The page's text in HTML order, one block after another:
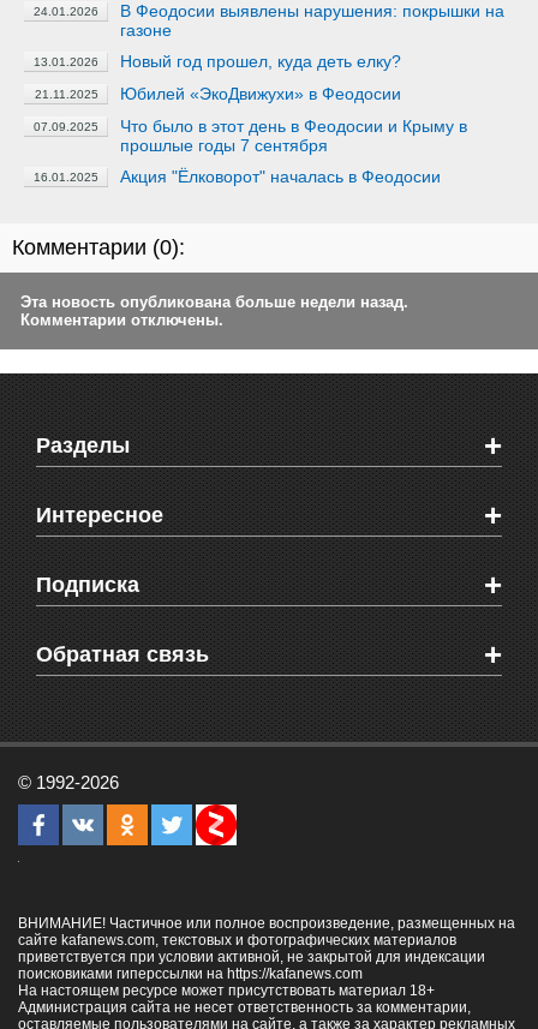
24.01.2026
В Феодосии выявлены нарушения: покрышки на
газоне
13.01.2026 Новый год прошел, куда деть елку?
21.11.2025 Юбилей «ЭкоДвижухи» в Феодосии
07.09.2025
Что было в этот день в Феодосии и Крыму в
прошлые годы 7 сентября
16.01.2025 Акция "Ёлковорот" началась в Феодосии
Комментарии (0):
Эта новость опубликована больше недели назад.
Комментарии отключены.
Разделы +
Новости Феодосии
Новости Крыма
Мировые новости
Объявления
Здоровье
СМС мнения читателей
Интересное +
Видео о Феодосии
Веб-камеры Феодосии
Блоги феодосийцев
Школы Феодосии
Подписка +
Печатная версия газеты "Кафа"
RSS
Обратная связь +
Рекламодателям
Контактная информация
© 1992-2026
ВНИМАНИЕ! Частичное или полное воспроизведение, размещенных на
сайте kafanews.com, текстовых и фотографических материалов
приветствуется при условии активной, не закрытой для индексации
поисковиками гиперссылки на https://kafanews.com
На настоящем ресурсе может присутствовать материал 18+
Администрация сайта не несет ответственность за комментарии,
оставляемые пользователями на сайте, а также за характер рекламных